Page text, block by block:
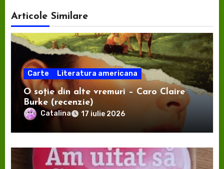
Articole Similare
Carte Literatura americana
O soție din alte vremuri – Caro Claire
Burke (recenzie)
Catalina 17 iulie 2026